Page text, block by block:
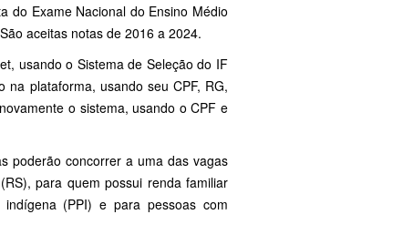
do Exame Nacional do Ensino Médio
aceitas notas de 2016 a 2024.
usando o Sistema de Seleção do IF
na plataforma, usando seu CPF, RG,
o sistema, usando o CPF e
poderão concorrer a uma das vagas
para quem possui renda familiar
(PPI) e para pessoas com